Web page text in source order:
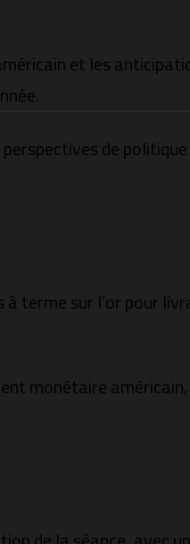
et les
de
terme sur l’or pour
monétaire